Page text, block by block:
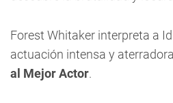
Forest Whitaker interpreta a
actuación intensa y
al Mejor Actor.